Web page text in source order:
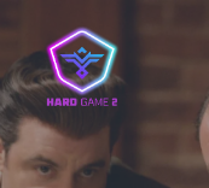
contenido